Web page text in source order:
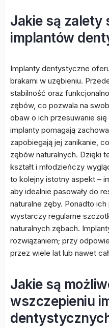
Jakie są zalety
implantów
Implanty dentystyczne
brakami w uzębieniu.
stabilność oraz
zębów, co pozwala na
obaw o ich przesuwanie
implanty pomagają
zapobiegają jej zanikanie,
zębów naturalnych. Dzięki
kształt i młodzieńczy
to kolejny istotny aspekt –
aby idealnie pasowały do
naturalne zęby. Ponadto
wystarczy regularne
naturalnych zębach.
rozwiązaniem; przy
przez wiele lat lub nawet
Jakie są
wszczepieniu